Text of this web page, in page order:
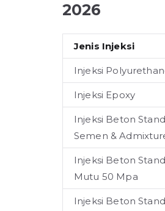
2026
Jenis Injeksi
Injeksi
Injeksi Epoxy
Injeksi Beton
Semen &
Injeksi Beton
Mutu 50 Mpa
Injeksi Beton